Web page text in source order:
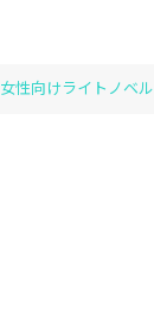
女性向けライトノベル